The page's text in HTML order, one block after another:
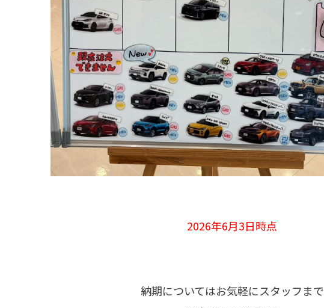
2026年6月3日時点
納期についてはお気軽にスタッフまで